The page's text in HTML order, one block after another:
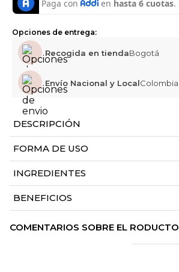
Opciones de entrega:
Recogida en tiendaBogotá
Envío Nacional y LocalColombia
DESCRIPCIÓN
FORMA DE USO
INGREDIENTES
BENEFICIOS
COMENTARIOS SOBRE EL RODUCTO